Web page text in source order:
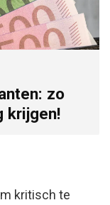
zo
krijgen!
kritisch te